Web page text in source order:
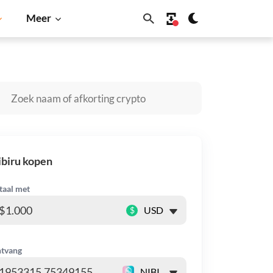
Meer
Solana BNB
kopen
met
$